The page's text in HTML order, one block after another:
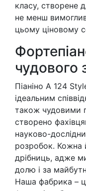
класу, створене
не менш
цьому ціновому
чудового
Піаніно A 124
ідеальним
також чудовими
створено
науково-
розробок. Кожна
дрібниць, адже
долю і за
Наша фабрика –